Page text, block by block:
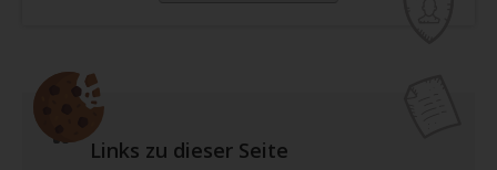
Links zu dieser Seite